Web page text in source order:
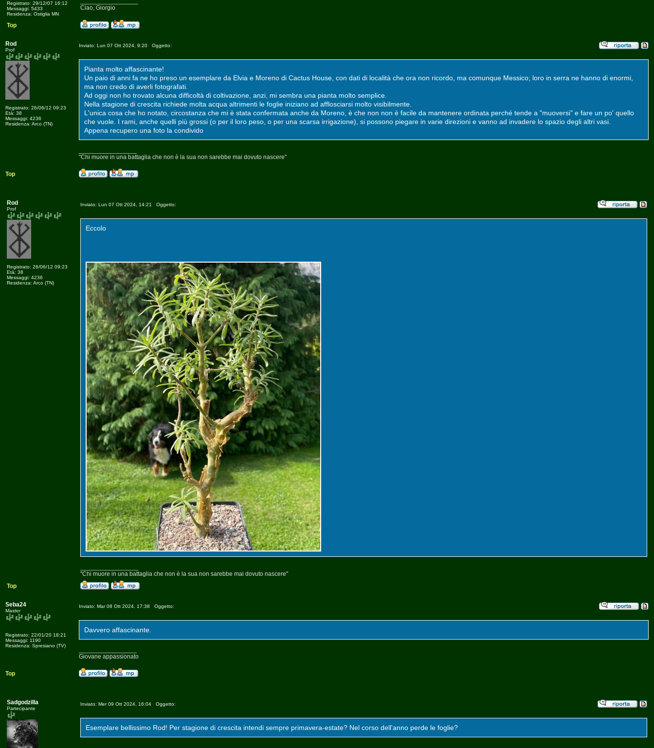
Registrato: 29/12/07 16:12
Messaggi: 5433
Residenza: Ostiglia MN
Ciao, Giorgio
Top
Rod
Prof
Registrato: 26/06/12 09:23
Età: 38
Messaggi: 4236
Residenza: Arco (TN)
Inviato: Lun 07 Ott 2024, 9:20 Oggetto:
Pianta molto affascinante!
Un paio di anni fa ne ho preso un esemplare da Elvia e Moreno di Cactus House, con dati di località che ora non ricordo, ma comunque Messico; loro in serra ne hanno di enormi,
ma non credo di averli fotografati.
Ad oggi non ho trovato alcuna difficoltà di coltivazione, anzi, mi sembra una pianta molto semplice.
Nella stagione di crescita richiede molta acqua altrimenti le foglie iniziano ad afflosciarsi molto visibilmente.
L'unica cosa che ho notato, circostanza che mi è stata confermata anche da Moreno, è che non non è facile da mantenere ordinata perché tende a "muoversi" e fare un po' quello
che vuole. I rami, anche quelli più grossi (o per il loro peso, o per una scarsa irrigazione), si possono piegare in varie direzioni e vanno ad invadere lo spazio degli altri vasi.
Appena recupero una foto la condivido
"Chi muore in una battaglia che non è la sua non sarebbe mai dovuto nascere"
Top
Rod
Prof
Registrato: 26/06/12 09:23
Età: 38
Messaggi: 4236
Residenza: Arco (TN)
Inviato: Lun 07 Ott 2024, 14:21 Oggetto:
Eccolo
"Chi muore in una battaglia che non è la sua non sarebbe mai dovuto nascere"
Top
Seba24
Master
Registrato: 22/01/20 18:21
Messaggi: 1190
Residenza: Spresiano (TV)
Inviato: Mar 08 Ott 2024, 17:38 Oggetto:
Davvero affascinante.
Giovane appassionato
Top
Sadgodzilla
Partecipante
Inviato: Mer 09 Ott 2024, 16:04 Oggetto:
Esemplare bellissimo Rod! Per stagione di crescita intendi sempre primavera-estate? Nel corso dell'anno perde le foglie?